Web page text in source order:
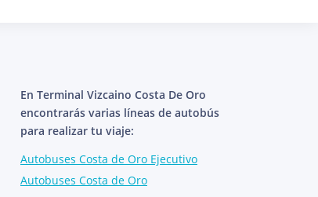
En Terminal Vizcaino Costa De Oro
encontrarás varias líneas de autobús
para realizar tu viaje:
Autobuses Costa de Oro Ejecutivo
Autobuses Costa de Oro